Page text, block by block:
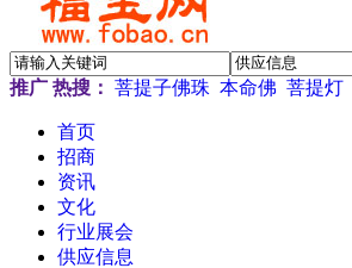
推广 热搜： 菩提子佛珠 本命佛 菩提灯
首页
招商
资讯
文化
行业展会
供应信息